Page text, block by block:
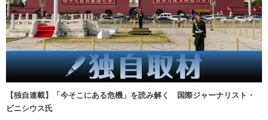
【独自連載】「今そこにある危機」を読み解く 国際ジャーナリスト・
ビニシウス氏